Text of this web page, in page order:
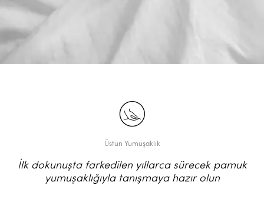
Üstün Yumuşaklık
İlk dokunuşta farkedilen yıllarca sürecek pamuk
yumuşaklığıyla tanışmaya hazır olun